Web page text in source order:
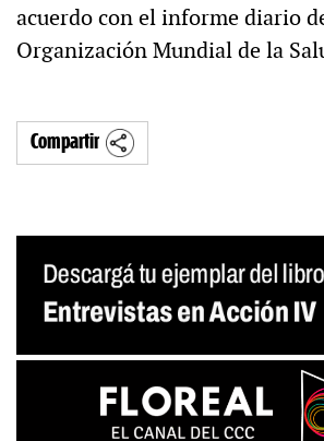
acuerdo con el informe diario
Organización Mundial de la
Compartir